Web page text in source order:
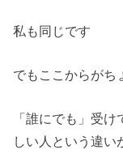
私も同じです
でもここからがち
「誰にでも」受
しい人という違い